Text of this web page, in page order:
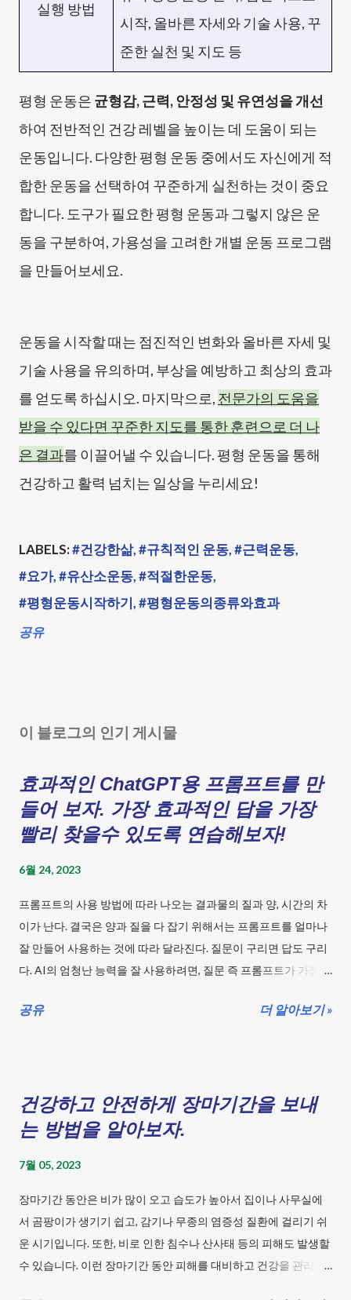
실행 방법
시작, 올바른 자세와 기술 사용, 꾸
준한 실천 및 지도 등
평형 운동은 균형감, 근력, 안정성 및 유연성을 개선
하여 전반적인 건강 레벨을 높이는 데 도움이 되는
운동입니다. 다양한 평형 운동 중에서도 자신에게 적
합한 운동을 선택하여 꾸준하게 실천하는 것이 중요
합니다. 도구가 필요한 평형 운동과 그렇지 않은 운
동을 구분하여, 가용성을 고려한 개별 운동 프로그램
을 만들어보세요.
운동을 시작할 때는 점진적인 변화와 올바른 자세 및
기술 사용을 유의하며, 부상을 예방하고 최상의 효과
를 얻도록 하십시오. 마지막으로, 전문가의 도움을
받을 수 있다면 꾸준한 지도를 통한 훈련으로 더 나
은 결과를 이끌어낼 수 있습니다. 평형 운동을 통해
건강하고 활력 넘치는 일상을 누리세요!
LABELS:#건강한삶 #규칙적인 운동 #근력운동
#요가 #유산소운동 #적절한운동
#평형운동시작하기 #평형운동의종류와효과
공유
이 블로그의 인기 게시물
효과적인 ChatGPT용 프롬프트를 만
들어 보자. 가장 효과적인 답을 가장
빨리 찾을수 있도록 연습해보자!
6월 24, 2023
프롬프트의 사용 방법에 따라 나오는 결과물의 질과 양, 시간의 차
이가 난다. 결국은 양과 질을 다 잡기 위해서는 프롬프트를 얼마나
잘 만들어 사용하는 것에 따라 달라진다. 질문이 구리면 답도 구리
다. AI의 엄청난 능력을 잘 사용하려면, 질문 즉 프롬프트가 가장
게 쓰일 수 있는 게시글이 되었으면 좋겠다. 자 시작해 보자! 목차
"당신은 유튜브 전문 작가 입니다.", "당신은 과학을 가르치는 초등
학교 선생님입니다." "당신은 전문 GPT 프롬프트 엔지니어입니
문가나 특수한 기능에 적합한 AI라는 임무를 부여하자. 물론 AI가
공유 더 알아보기 »
건강하고 안전하게 장마기간을 보내
는 방법을 알아보자.
7월 05, 2023
장마기간 동안은 비가 많이 오고 습도가 높아서 집이나 사무실에
서 곰팡이가 생기기 쉽고, 감기나 무종의 염증성 질환에 걸리기 쉬
운 시기입니다. 또한, 비로 인한 침수나 산사태 등의 피해도 발생할
수 있습니다. 이런 장마기간 동안 피해를 대비하고 건강을 관리하